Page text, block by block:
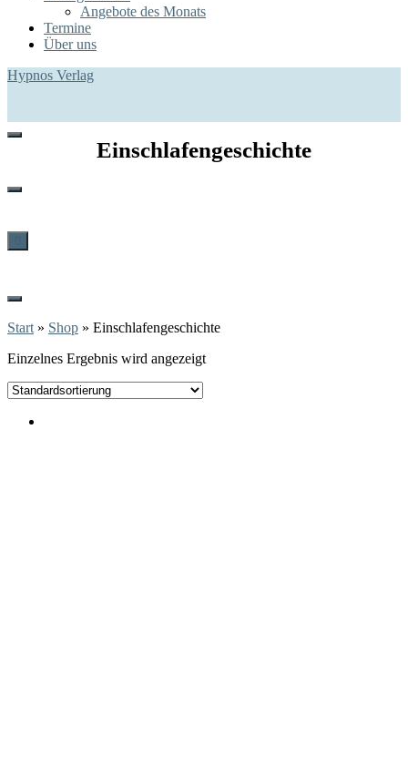
Angebote des Monats
Termine
Über uns
Hypnos Verlag
Einschlafengeschichte
Start » Shop » Einschlafengeschichte
Einzelnes Ergebnis wird angezeigt